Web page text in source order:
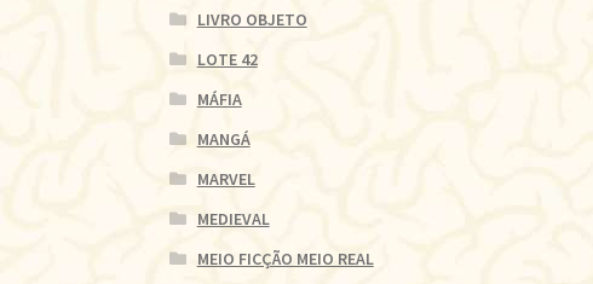
LIVRO OBJETO
LOTE 42
MÁFIA
MANGÁ
MARVEL
MEDIEVAL
MEIO FICÇÃO MEIO REAL